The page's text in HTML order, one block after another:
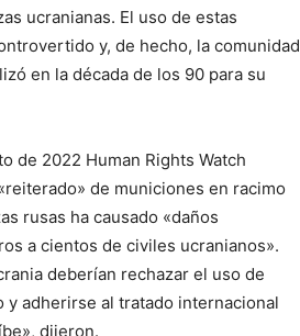
ucranianas. El uso de estas
y, de hecho, la comunidad
en la década de los 90 para su
de 2022 Human Rights Watch
de municiones en racimo
rusas ha causado «daños
a cientos de civiles ucranianos».
deberían rechazar el uso de
y adherirse al tratado internacional
dijeron.